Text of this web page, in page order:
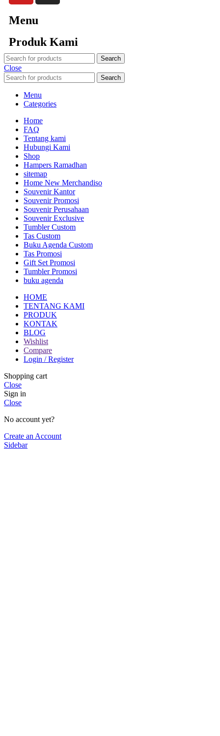
Menu
Produk Kami
Search
Close
Search
Menu
Categories
Home
FAQ
Tentang kami
Hubungi Kami
Shop
Hampers Ramadhan
sitemap
Home New Merchandiso
Souvenir Kantor
Souvenir Promosi
Souvenir Perusahaan
Souvenir Exclusive
Tumbler Custom
Tas Custom
Buku Agenda Custom
Tas Promosi
Gift Set Promosi
Tumbler Promosi
buku agenda
HOME
TENTANG KAMI
PRODUK
KONTAK
BLOG
Wishlist
Compare
Login / Register
Shopping cart
Close
Sign in
Close
No account yet?
Create an Account
Sidebar